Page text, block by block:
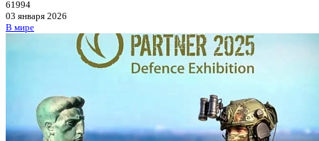
61994
03 января 2026
В мире